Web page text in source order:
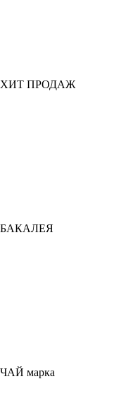
ХИТ ПРОДАЖ
БАКАЛЕЯ
ЧАЙ марка